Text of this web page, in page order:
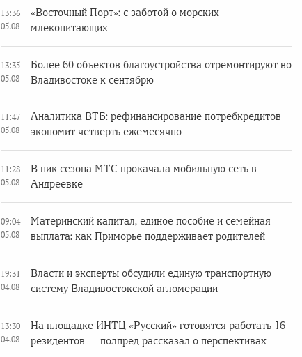
13:36
05.08
«Восточный Порт»: с заботой о морских
млекопитающих
13:35
05.08
Более 60 объектов благоустройства отремонтируют во
Владивостоке к сентябрю
11:47
05.08
Аналитика ВТБ: рефинансирование потребкредитов
экономит четверть ежемесячно
11:28
05.08
В пик сезона МТС прокачала мобильную сеть в
Андреевке
09:04
05.08
Материнский капитал, единое пособие и семейная
выплата: как Приморье поддерживает родителей
19:31
04.08
Власти и эксперты обсудили единую транспортную
систему Владивостокской агломерации
13:30
04.08
На площадке ИНТЦ «Русский» готовятся работать 16
резидентов — полпред рассказал о перспективах